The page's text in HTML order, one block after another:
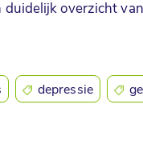
overzicht
depressie